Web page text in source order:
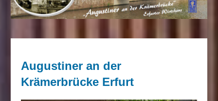
Augustiner an der
Krämerbrücke Erfurt